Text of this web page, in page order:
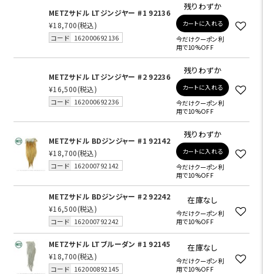
METZサドル LTジンジヤー #1 92136
¥18,700(税込)
コード 162000692136
残りわずか
カートに入れる
今だけクーポン利
用で10%OFF
METZサドル LTジンジヤー #2 92236
¥16,500(税込)
コード 162000692236
残りわずか
カートに入れる
今だけクーポン利
用で10%OFF
METZサドル BDジンジャー #1 92142
¥18,700(税込)
コード 162000792142
残りわずか
カートに入れる
今だけクーポン利
用で10%OFF
METZサドル BDジンジャー #2 92242
¥16,500(税込)
コード 162000792242
在庫なし
今だけクーポン利
用で10%OFF
METZサドル LTブルーダン #1 92145
¥18,700(税込)
コード 162000892145
在庫なし
今だけクーポン利
用で10%OFF